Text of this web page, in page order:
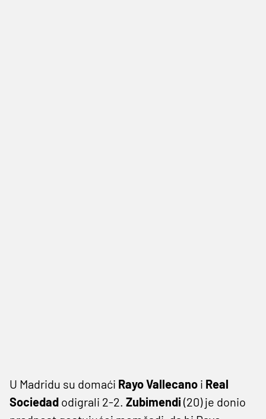
U Madridu su domaći Rayo Vallecano i Real
Sociedad odigrali 2-2. Zubimendi (20) je donio